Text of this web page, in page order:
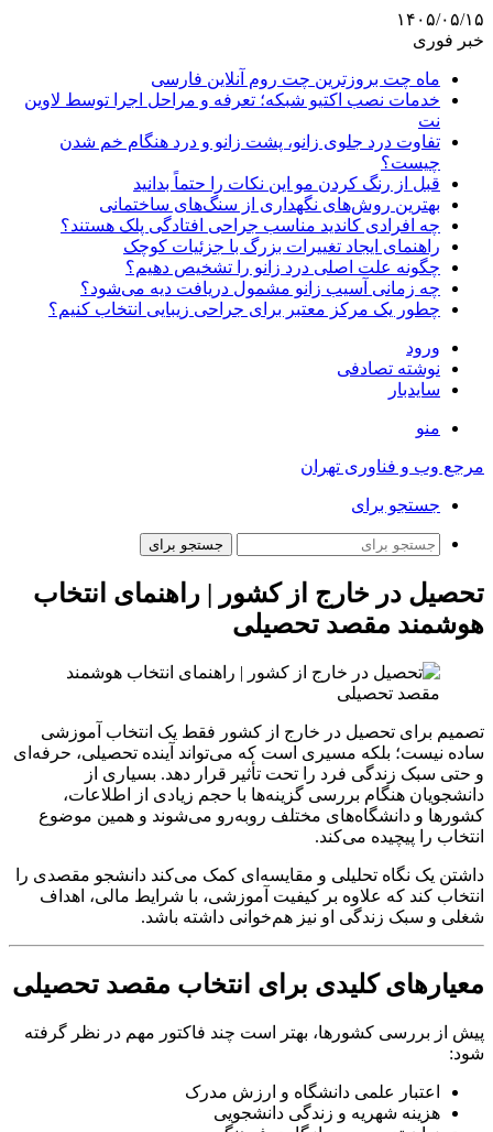
۱۴۰۵/۰۵/۱۵
خبر فوری
ماه چت بروزترین چت روم آنلاین فارسی
خدمات نصب اکتیو شبکه؛ تعرفه و مراحل اجرا توسط لاوین
نت
تفاوت درد جلوی زانو، پشت زانو و درد هنگام خم شدن
چیست؟
قبل از رنگ کردن مو این نکات را حتماً بدانید
بهترین روش‌های نگهداری از سنگ‌های ساختمانی
چه افرادی کاندید مناسب جراحی افتادگی پلک هستند؟
راهنمای ایجاد تغییرات بزرگ با جزئیات کوچک
چگونه علت اصلی درد زانو را تشخیص دهیم؟
چه زمانی آسیب زانو مشمول دریافت دیه می‌شود؟
چطور یک مرکز معتبر برای جراحی زیبایی انتخاب کنیم؟
ورود
نوشته تصادفی
سایدبار
منو
مرجع وب و فناوری تهران
جستجو برای
جستجو برای
تحصیل در خارج از کشور | راهنمای انتخاب
هوشمند مقصد تحصیلی
تصمیم برای تحصیل در خارج از کشور فقط یک انتخاب آموزشی
ساده نیست؛ بلکه مسیری است که می‌تواند آینده تحصیلی، حرفه‌ای
و حتی سبک زندگی فرد را تحت تأثیر قرار دهد. بسیاری از
دانشجویان هنگام بررسی گزینه‌ها با حجم زیادی از اطلاعات،
کشورها و دانشگاه‌های مختلف روبه‌رو می‌شوند و همین موضوع
انتخاب را پیچیده می‌کند.
داشتن یک نگاه تحلیلی و مقایسه‌ای کمک می‌کند دانشجو مقصدی را
انتخاب کند که علاوه بر کیفیت آموزشی، با شرایط مالی، اهداف
شغلی و سبک زندگی او نیز هم‌خوانی داشته باشد.
معیارهای کلیدی برای انتخاب مقصد تحصیلی
پیش از بررسی کشورها، بهتر است چند فاکتور مهم در نظر گرفته
شود:
اعتبار علمی دانشگاه و ارزش مدرک
هزینه شهریه و زندگی دانشجویی